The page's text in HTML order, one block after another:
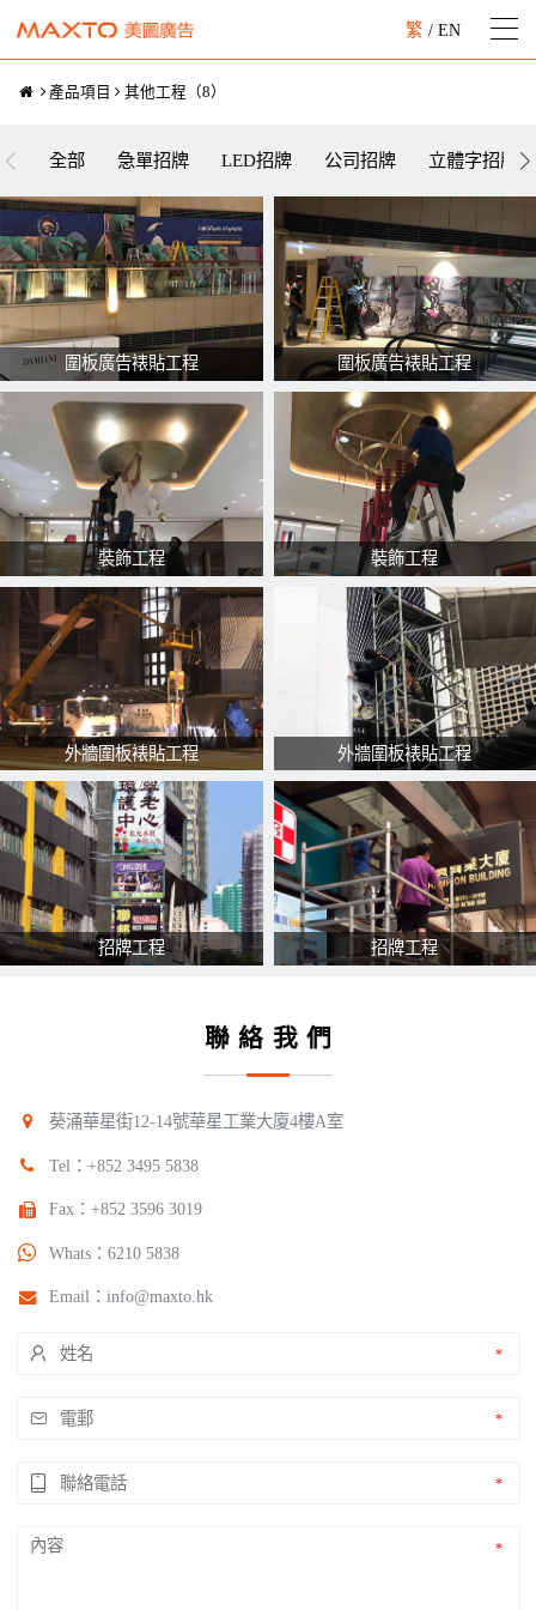
繁 / EN
產品項目 其他工程 （8）
全部 急單招牌 LED招牌 公司招牌 立體字招牌
圍板廣告裱貼工程 圍板廣告裱貼工程
裝飾工程 裝飾工程
外牆圍板裱貼工程 外牆圍板裱貼工程
招牌工程 招牌工程
聯絡我們
葵涌華星街12-14號華星工業大廈4樓A室
Tel： +852 3495 5838
Fax：+852 3596 3019
Whats： 6210 5838
Email： info@maxto.hk